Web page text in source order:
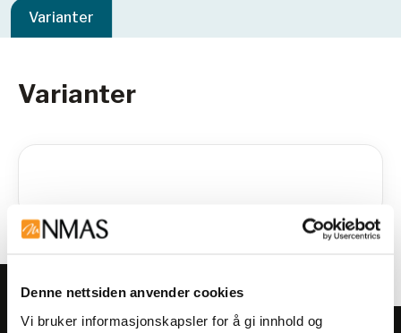
Denne nettsiden anvender cookies
Vi bruker informasjonskapsler for å gi innhold og
Varianter
Varianter